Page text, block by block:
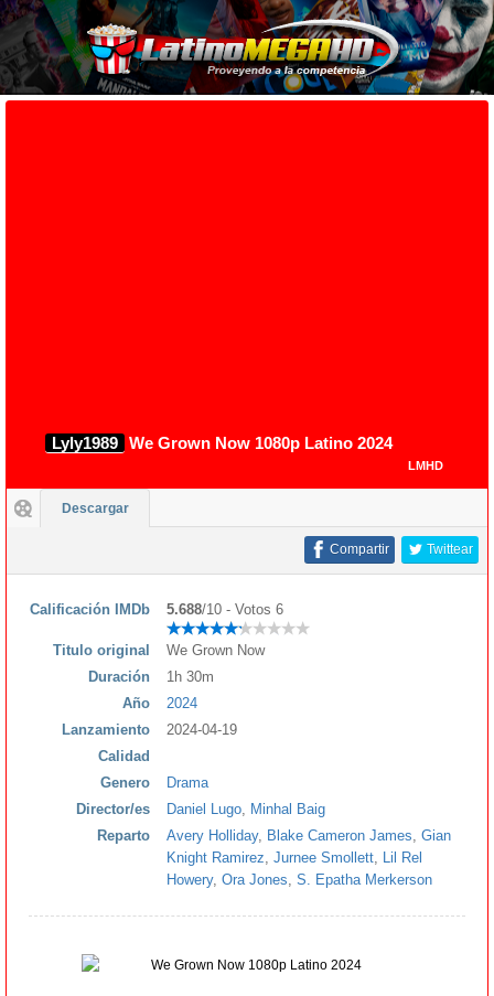
Lyly1989 We Grown Now 1080p Latino 2024
LMHD
Descargar
Twittear
Compartir
Calificación IMDb 5.688/10 - Votos 6
Titulo original
We Grown Now
Duración
1h 30m
Año
2024
Lanzamiento
2024-04-19
Calidad
Genero
Drama
Director/es
Daniel Lugo
Minhal Baig
Reparto
Avery Holliday, Blake Cameron James Gian
Knight Ramirez Jurnee Smollett
Lil Rel
Howery, Ora Jones S. Epatha Merkerson